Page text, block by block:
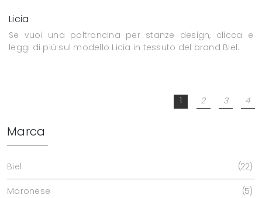
Licia
Se vuoi una poltroncina per stanze design, clicca e
leggi di più sul modello Licia in tessuto del brand Biel.
1 2 3 4
Marca
Biel 22
Maronese 5